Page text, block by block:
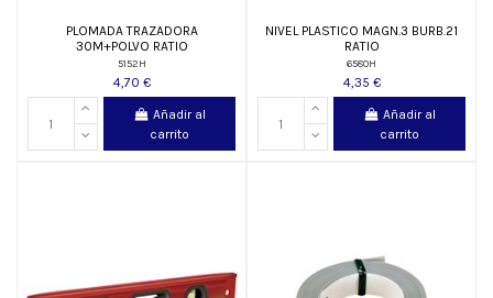
PLOMADA TRAZADORA
30M+POLVO RATIO
5152H
4,70 €
Añadir al
carrito
NIVEL PLASTICO MAGN.3 BURB.21
RATIO
6580H
4,35 €
Añadir al
carrito